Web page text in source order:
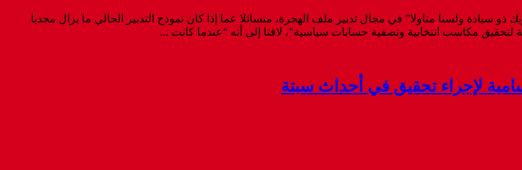
سيادة ولسنا مناولا” في مجال تدبير ملف الهجرة، متسائلا عما إذا كان نموذج التدبير الحالي ما يزال مجديا
مكاسب انتخابية وتصفية حسابات سياسية”، لافتا إلى أنه “عندما كانت ...
سامية لإجراء تحقيق في أحداث سبتة